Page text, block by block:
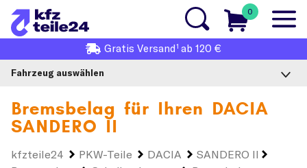
0
Gratis Versand1 ab 120 €
Fahrzeug auswählen
Bremsbelag für Ihren DACIA
SANDERO II
kfzteile24 PKW-Teile DACIA
SANDERO II